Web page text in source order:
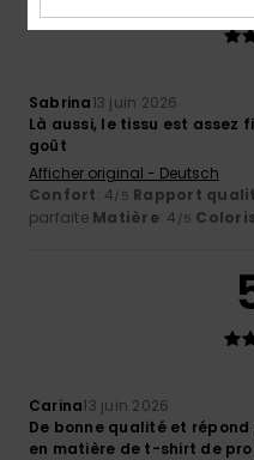
Sabrina13 juin 2026
Là aussi, le tissu est assez
goût
Afficher original - Deutsch
Confort: 4/5 Rapport
parfaite Matière: 4 /5 Coloris
Carina13 juin 2026
De bonne qualité et
en matière de t-shirt de